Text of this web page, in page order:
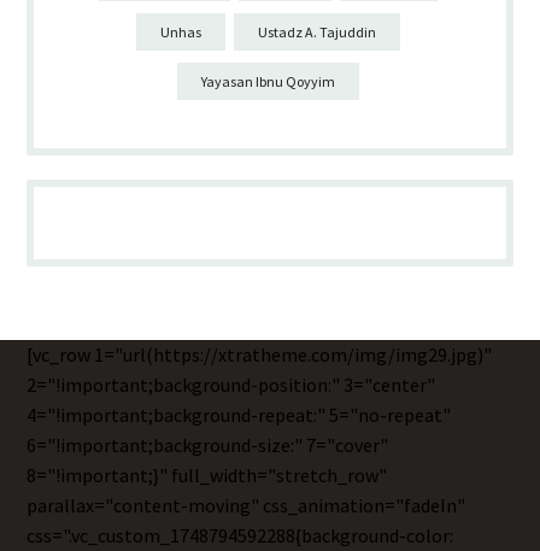
Unhas Ustadz A. Tajuddin
Yayasan Ibnu Qoyyim
[vc_row 1="url(https://xtratheme.com/img/img29.jpg)"
2="!important;background-position:" 3="center"
4="!important;background-repeat:" 5="no-repeat"
6="!important;background-size:" 7="cover"
8="!important;}" full_width="stretch_row"
parallax="content-moving" css_animation="fadeIn"
css=".vc_custom_1748794592288{background-color: